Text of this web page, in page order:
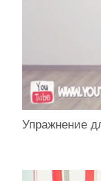
Упражнение